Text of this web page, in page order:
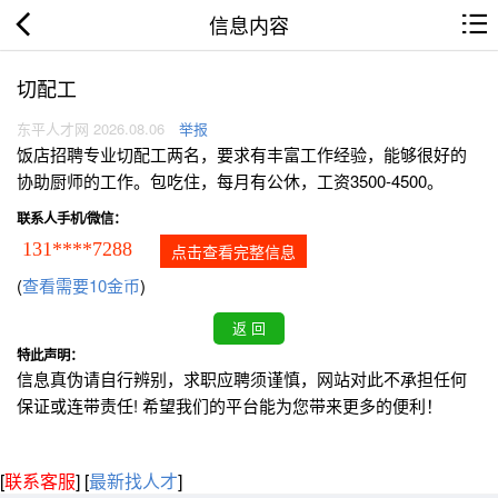
信息内容
切配工
东平人才网 2026.08.06 举报
饭店招聘专业切配工两名，要求有丰富工作经验，能够很好的
协助厨师的工作。包吃住，每月有公休，工资3500-4500。
联系人手机/微信：
131****7288 点击查看完整信息
(查看需要10金币)
特此声明：
信息真伪请自行辨别，求职应聘须谨慎，网站对此不承担任何
保证或连带责任! 希望我们的平台能为您带来更多的便利！
[联系客服] [最新找人才]